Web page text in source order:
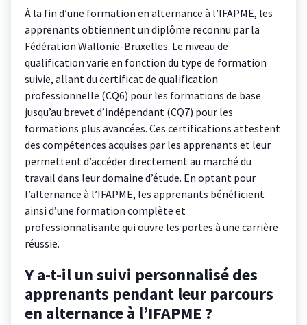
À la fin d’une formation en alternance à l’IFAPME, les
apprenants obtiennent un diplôme reconnu par la
Fédération Wallonie-Bruxelles. Le niveau de
qualification varie en fonction du type de formation
suivie, allant du certificat de qualification
professionnelle (CQ6) pour les formations de base
jusqu’au brevet d’indépendant (CQ7) pour les
formations plus avancées. Ces certifications attestent
des compétences acquises par les apprenants et leur
permettent d’accéder directement au marché du
travail dans leur domaine d’étude. En optant pour
l’alternance à l’IFAPME, les apprenants bénéficient
ainsi d’une formation complète et
professionnalisante qui ouvre les portes à une carrière
réussie.
Y a-t-il un suivi personnalisé des
apprenants pendant leur parcours
en alternance à l’IFAPME ?